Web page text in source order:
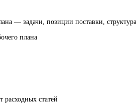
— задачи, позиции поставки, структура
плана
расходных статей